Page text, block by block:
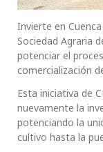
Invierte en
Sociedad Agraria
potenciar el
comercialización
Esta iniciativa de
nuevamente la
potenciando la
cultivo hasta la